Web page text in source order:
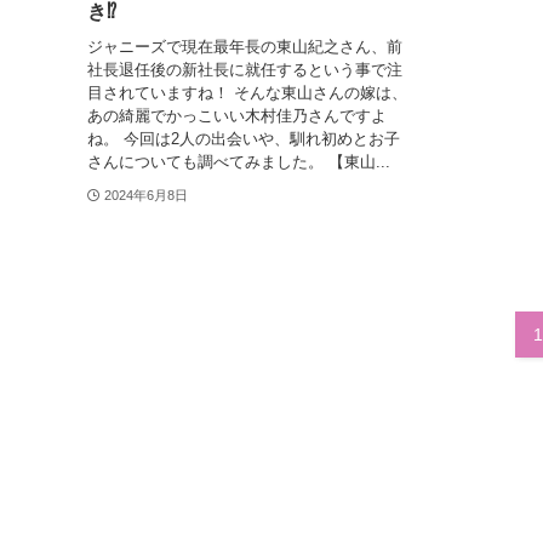
き⁉
ジャニーズで現在最年長の東山紀之さん、前
社長退任後の新社長に就任するという事で注
目されていますね！ そんな東山さんの嫁は、
あの綺麗でかっこいい木村佳乃さんですよ
ね。 今回は2人の出会いや、馴れ初めとお子
さんについても調べてみました。 【東山...
2024年6月8日
1